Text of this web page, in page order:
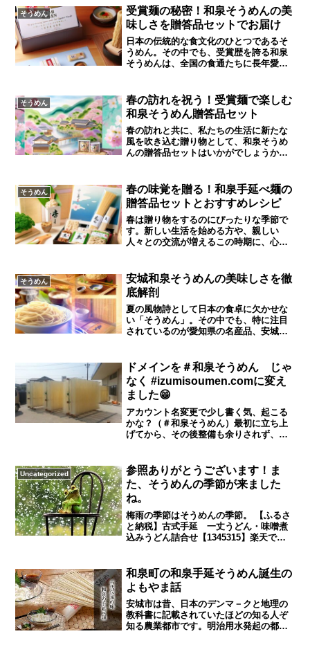
ゼント お歳暮 御歳暮 お年賀 御年賀 手延
べうどん 「丈山の里 いずみ庵 一丈うど
ん 200g×2P 古式手延うどん 180g×6P」
結婚祝い 出産祝い ご挨拶 贈答 仕送り お
返し 御礼 ...
模事業者でも簡単に世界に直販出来る
（当然鮮度や温度管理が必要だが）。ネ
ット検索では、店独自のネット販売のサ
イトを設けている店も多い。楽天や
Yahooに出店している店も多いようで
す。楽天は積極的に出店営業しているか
す。直接の来店客のみの販売やス－パ－
やデパ－トに卸しているのでしょうか？
屋号（順不動）連絡先特長 星印和泉手
延べそうめん丈山の里連絡先 0120-123-
207FAX 0120-929-117 住所 〒444-
1221 愛知県安城市和泉町大北58番地2 和
そうめん
受賞麺の秘密！和泉そうめんの美
味しさを贈答品セットでお届け
日本の伝統的な食文化のひとつであるそ
うめん。その中でも、受賞歴を誇る和泉
そうめんは、全国の食通たちに長年愛さ
ついて詳しくご紹介いたします。和泉そ
うめんは、その名前が示す通り、和泉地
方で丹念に作られたそうめんです。この
地方は、古くから良質な小麦が栽培され
ており、清らかな水と恵まれた気候が相
まって、最高品質のそうめんが生まれる
は、他のそうめんと一線を画するもので
す。この和泉そうめんの美味しさの秘密
は、製造過程にあります。まず、厳選さ
れた小麦粉を使用し、職人たちが丁寧に
練り上げていきます。その後、自然の風
を利用してじっくりと乾燥させること
が、和泉そうめんの特徴であり、受賞に
つながる品質の...
そうめん
春の訪れを祝う！受賞麺で楽しむ
和泉そうめん贈答品セット
春の訪れと共に、私たちの生活に新たな
風を吹き込む贈り物として、和泉そうめ
んの贈答品セットはいかがでしょうか。
は、多くの賞を受賞しており、品質と味
わいで多くの人々を魅了しています。和
泉そうめんは、その滑らかでコシのある
食感が特徴です。製造過程で使用される
のは、厳選された小麦粉と、自然の恵み
をたっぷり受けた清らかな水。職人たち
が、他のそうめんでは味わえない深い旨
味と独特の風味を生み出しています。春
の訪れを祝う際には、ぜひこの和泉そう
めんを食卓に加えてみてください。特に
贈答品セットは、贈る相手に対する思い
やりと感謝の気持ちを表現するのにぴっ
ら、食卓に並べるだけで華やかな雰囲気
を演出します...
そうめん
春の味覚を贈る！和泉手延べ麺の
贈答品セットとおすすめレシピ
春は贈り物をするのにぴったりな季節で
す。新しい生活を始める方や、親しい
人々との交流が増えるこの時期に、心温
めしたいのが、「和泉手延べ麺」の贈答
品セットです。和泉手延べ麺は、その名
の通り、和泉市で伝統的な方法で作られ
ている手延べ麺で、その品質と味わいか
ら多くの方に愛されています。和泉手延
べ麺の魅力は、なんといってもその独特
コシのある食感は、一度食べたら忘れら
れない美味しさです。また、良質な小麦
粉と清らかな水を使用しているため、麺
そのものの風味が豊かで、様々な料理に
マッチします。贈答品セットには、さま
ざまな種類の手延べ麺が入っており、受
け取った方が自分の好みに合わせて楽し
むことができます。中には、季節限定の
んに使用し...
そうめん
安城和泉そうめんの美味しさを徹
底解剖
夏の風物詩として日本の食卓に欠かせな
い「そうめん」。その中でも、特に注目
されているのが愛知県の名産品、安城和
の類まれなる美味しさの秘密を徹底解剖
します。食通が唸るその究極の涼味、そ
して職人の技が光る製造工程を詳しくご
紹介します。また、地元で長年愛され続
ける理由を探りつつ、あなたの知らない
美味しい食べ方やアレンジ方法もお伝え
します。この夏、安城和泉そうめんの魅
力を余すところなくお届けし、皆様の食
いです。さあ、安城和泉そうめんの魅力
の旅に出かけましょう。1. 驚きの歴史と
伝統！安城和泉そうめんの秘密を紐解く
日本の夏の風物詩、そうめん。その中で
も特に注目されるのが、愛知県の安城市
で生産される和泉そうめんです。驚くこ
とに、このそうめんの歴史は数百年にわ
たります。安城和泉そうめんは、江戸時
ドメインを＃和泉そうめん じゃ
なく #izumisoumen.comに変え
ました😁
アカウント名変更で少し書く気、起こる
かな？（＃和泉そうめん）最初に立ち上
げてから、その後整備も余りされず、半
ト変更しちまいました。といってる間に
今年も1月は残り少なくなってきました。
皆さんはまだ、正月気分抜けていない？
お歳暮の季節でもないし、まだまだ寒い1
月、さすがにそうめんでは無いような？
😁梅雨が近くなる頃から、そうめんは盛
り上がるのかな。*追記）レイアウトがか
なり崩れていたので少し補修😁
丈うどん・味噌煮込みうどん詰合せ
【1345315】楽天で購入【ふるさと納
税】【京都市】JTBふるさと旅行券（紙
券）90,000円分 | 観光地応援 温泉 観光
旅行 ホテル 旅館 クーポン チケット 予約
楽天で購入
Uncategorized
参照ありがとうございます！ま
た、そうめんの季節が来ました
ね。
梅雨の季節はそうめんの季節。 【ふるさ
と納税】古式手延 一丈うどん・味噌煮
込みうどん詰合せ【1345315】楽天で購
そうめん屋の稼ぎ時なんだろうな。 【ふ
るさと納税】古式手延 一丈うどん・味
噌煮込みうどん詰合せ【1345315】楽天
で購入
和泉町の和泉手延そうめん誕生の
よもやま話
安城市は昔、日本のデンマ－クと地理の
教科書に記載されていたほどの知る人ぞ
知る農業都市です。明治用水発起の都築